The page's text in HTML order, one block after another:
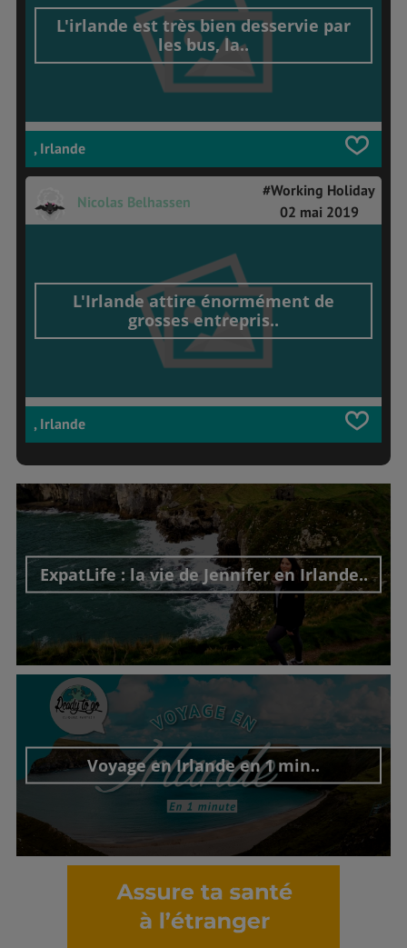
L'irlande est très bien desservie par
les bus, la..
, Irlande
Nicolas Belhassen
#Working Holiday
02 mai 2019
L'Irlande attire énormément de
grosses entrepris..
, Irlande
ExpatLife : la vie de Jennifer en Irlande..
Découvrir cet interview
Voyage en Irlande en 1 min..
Découvrir cet interview